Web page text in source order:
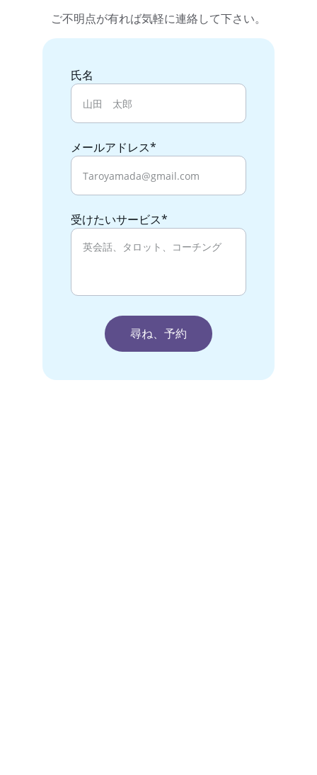
氏名
メールアドレス*
受けたいサービス*
尋ね、予約
ご不明点が有れば気軽に連絡して下さい。